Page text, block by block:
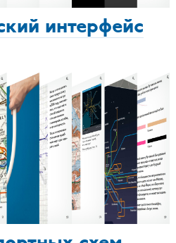
интерфейс